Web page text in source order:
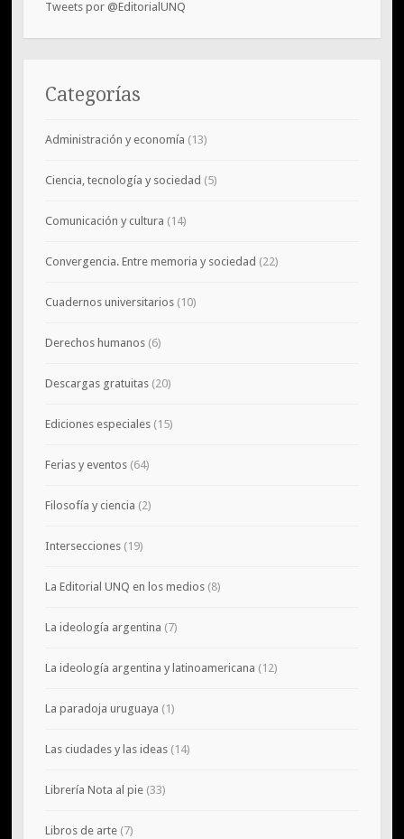
Tweets por @EditorialUNQ
Categorías
Administración y economía (13)
Ciencia, tecnología y sociedad (5)
Comunicación y cultura (14)
Convergencia. Entre memoria y sociedad (22)
Cuadernos universitarios(10)
Derechos humanos(6)
Descargas gratuitas(20)
Ediciones especiales(15)
Ferias y eventos(64)
Filosofía y ciencia (2)
Intersecciones(19)
La Editorial UNQ en los medios(8)
La ideología argentina (7)
La ideología argentina y latinoamericana (12)
La paradoja uruguaya (1)
Las ciudades y las ideas(14)
Librería Nota al pie(33)
Libros de arte(7)